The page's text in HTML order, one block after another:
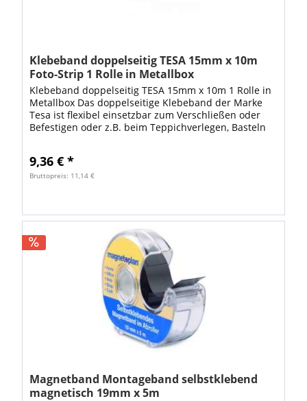
Klebeband doppelseitig TESA 15mm x 10m
Foto-Strip 1 Rolle in Metallbox
Klebeband doppelseitig TESA 15mm x 10m 1 Rolle in
Metallbox Das doppelseitige Klebeband der Marke
Tesa ist flexibel einsetzbar zum Verschließen oder
Befestigen oder z.B. beim Teppichverlegen, Basteln
9,36 € *
Bruttopreis: 11,14 €
Magnetband Montageband selbstklebend
magnetisch 19mm x 5m